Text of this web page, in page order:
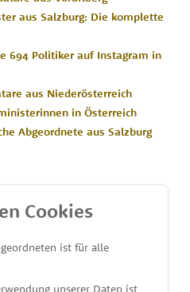
aus Salzburg: Die komplette
694 Politiker auf Instagram in
aus Niederösterreich
in Österreich
Abgeordnete aus Salzburg
von
Cookies
ist für alle
unserer Daten ist